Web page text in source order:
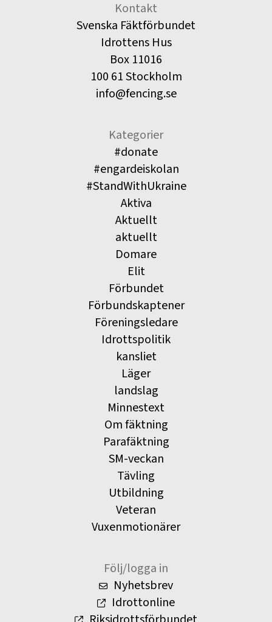
Kontakt
Svenska Fäktförbundet
Idrottens Hus
Box 11016
100 61 Stockholm
info@fencing.se
Kategorier
#donate
#engardeiskolan
#StandWithUkraine
Aktiva
Aktuellt
aktuellt
Domare
Elit
Förbundet
Förbundskaptener
Föreningsledare
Idrottspolitik
kansliet
Läger
landslag
Minnestext
Om fäktning
Parafäktning
SM-veckan
Tävling
Utbildning
Veteran
Vuxenmotionärer
Följ/logga in
Nyhetsbrev
Idrottonline